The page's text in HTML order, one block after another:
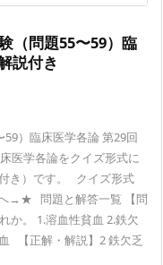
（問題55〜59）臨
説付き
）臨床医学各論 第29回
医学各論をクイズ形式に
き）です。 クイズ形式
→★ 問題と解答一覧 【問
か。 1.溶血性貧血 2.鉄欠
【正解・解説】2 鉄欠乏